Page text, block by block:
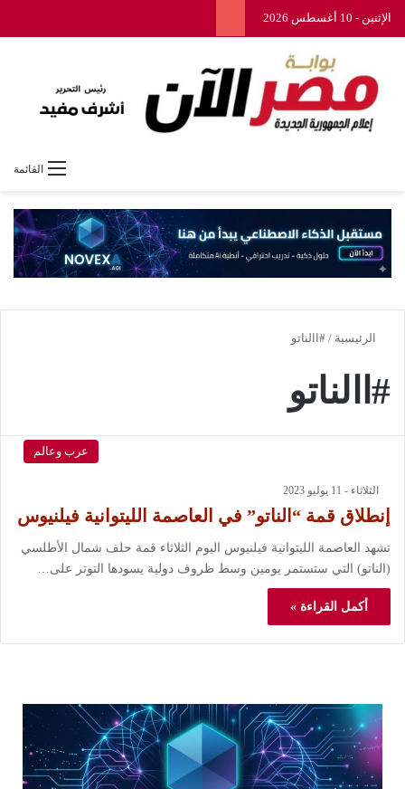
الإثنين - 10 أغسطس 2026
القائمة
الرئيسية / #االناتو
#االناتو
عرب وعالم
الثلاثاء - 11 يوليو 2023
إنطلاق قمة “الناتو” في العاصمة الليتوانية فيلنيوس
تشهد العاصمة الليتوانية فيلنيوس اليوم الثلاثاء قمة حلف شمال الأطلسي
(الناتو) التي ستستمر يومين وسط ظروف دولية يسودها التوتر على…
أكمل القراءة »